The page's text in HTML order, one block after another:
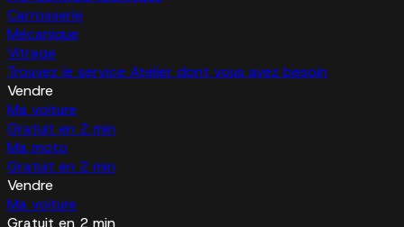
Carrosserie
Mécanique
Vitrage
Trouvez le service Atelier dont vous avez besoin
Vendre
Ma voiture
Gratuit en 2 min
Ma moto
Gratuit en 2 min
Vendre
Ma voiture
Gratuit en 2 min